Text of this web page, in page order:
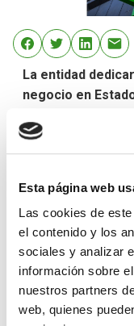
Esta página web
Las cookies de
el contenido y los
sociales y analizar
información sobre
nuestros partners
web, quienes
La entidad
negocio en
Creand refuerza su
estratégica desde
desarrollará la
vender las
doméstico que
Creand seguirá
Miami,
analistas para su